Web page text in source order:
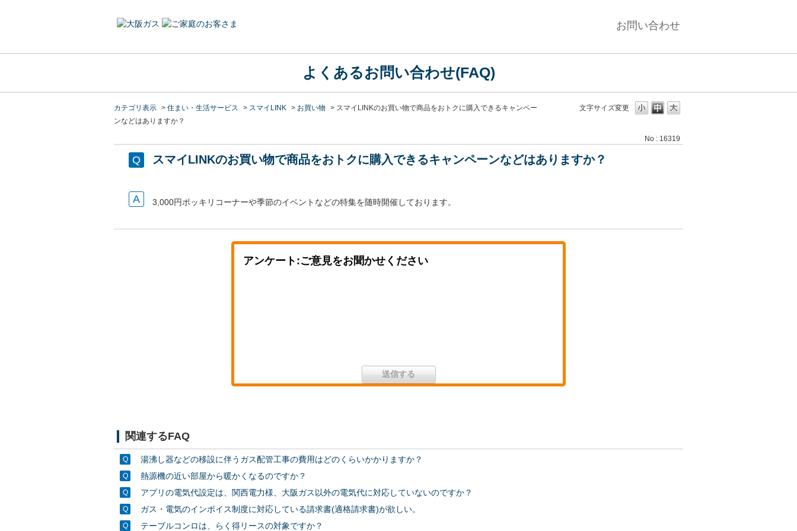
お問い合わせ
よくあるお問い合わせ(FAQ)
文字サイズ変更
カテゴリ表示 > 住まい・生活サービス > スマイLINK > お買い物 > スマイLINKのお買い物で商品をおトクに購入できるキャンペー
ンなどはありますか？
No : 16319
スマイLINKのお買い物で商品をおトクに購入できるキャンペーンなどはありますか？
3,000円ポッキリコーナーや季節のイベントなどの特集を随時開催しております。
アンケート:ご意見をお聞かせください
関連するFAQ
湯沸し器などの移設に伴うガス配管工事の費用はどのくらいかかりますか？
熱源機の近い部屋から暖かくなるのですか？
アプリの電気代設定は、関西電力様、大阪ガス以外の電気代に対応していないのですか？
ガス・電気のインボイス制度に対応している請求書(適格請求書)が欲しい。
テーブルコンロは、らく得リースの対象ですか？